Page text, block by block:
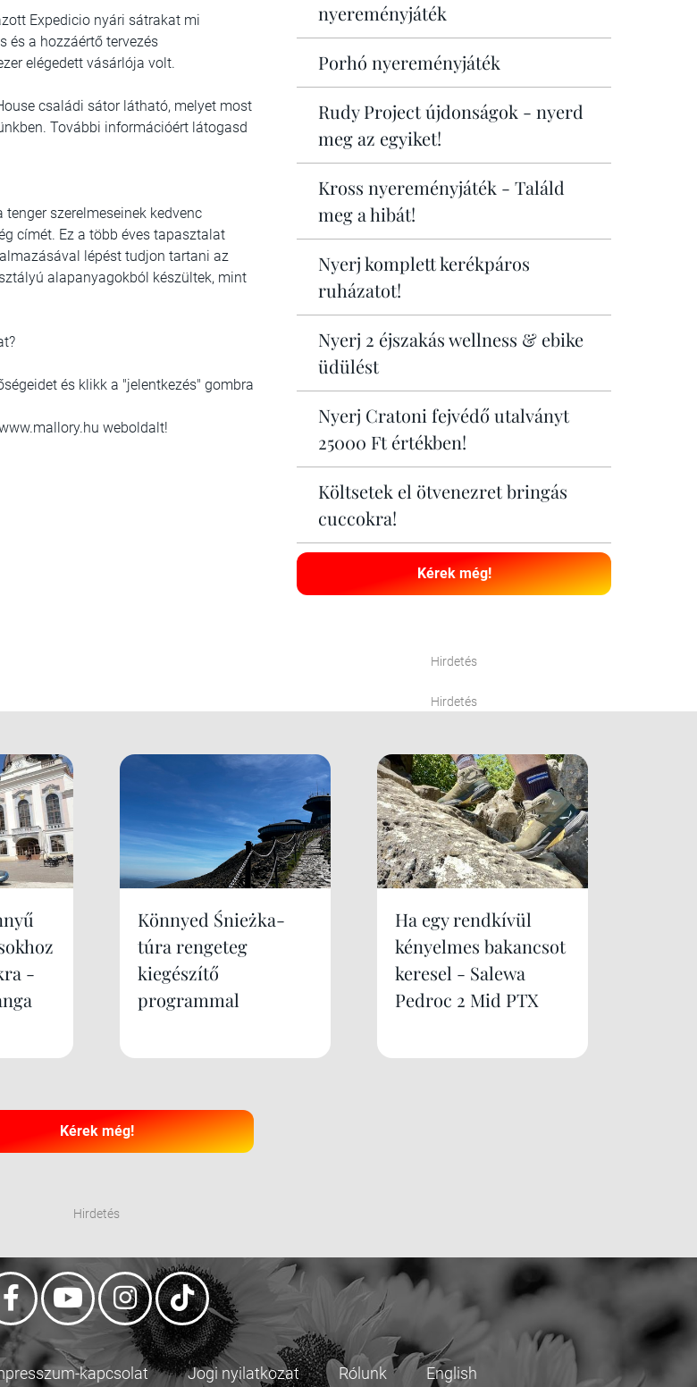
Expedicio nyári sátrakat mi
és a hozzáértő tervezés
elégedett vásárlója volt.
családi sátor látható, melyet most
További információért látogasd
szerelmeseinek kedvenc
címét. Ez a több éves tapasztalat
lépést tudjon tartani az
alapanyagokból készültek, mint
és klikk a "jelentkezés" gombra
weboldalt!
nyereményjáték
Porhó nyereményjáték
Rudy Project újdonságok - nyerd
meg az egyiket!
Kross nyereményjáték - Találd
meg a hibát!
Nyerj komplett kerékpáros
ruházatot!
Nyerj 2 éjszakás wellness & ebike
üdülést
Nyerj Cratoni fejvédő utalványt
25000 Ft értékben!
Költsetek el ötvenezret bringás
cuccokra!
Kérek még!
Hirdetés
Hirdetés
-
Könnyed Śnieżka-
túra rengeteg
kiegészítő
programmal
Ha egy rendkívül
kényelmes bakancsot
keresel - Salewa
Pedroc 2 Mid PTX
Kérek még!
Hirdetés
kapcsolat Jogi nyilatkozat Rólunk English